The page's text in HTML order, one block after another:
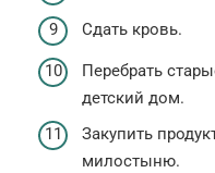
Сдать кровь.
Перебрать
детский дом.
Закупить
милостыню.